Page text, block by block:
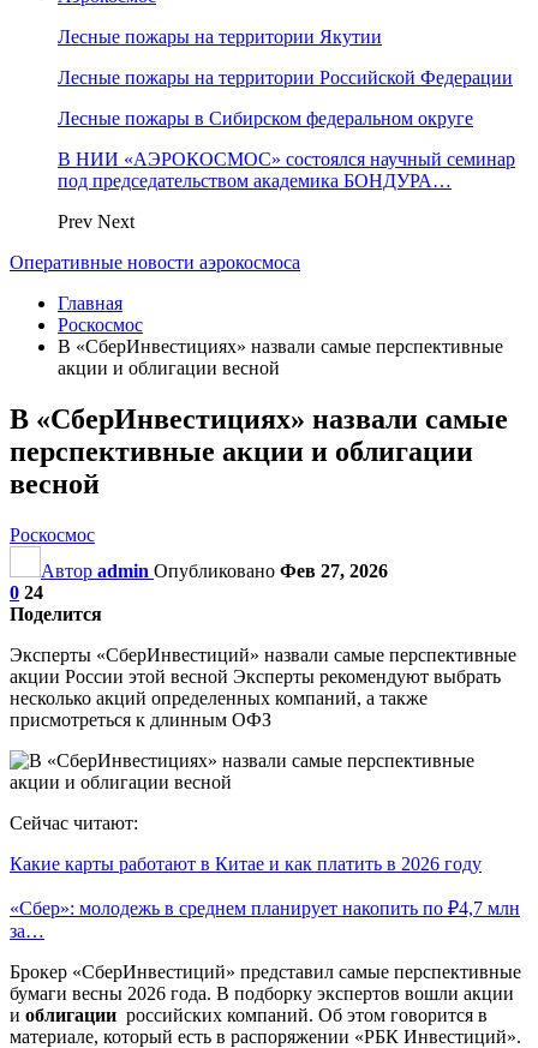
Лесные пожары на территории Якутии
Лесные пожары на территории Российской Федерации
Лесные пожары в Сибирском федеральном округе
В НИИ «АЭРОКОСМОС» состоялся научный семинар
под председательством академика БОНДУРА…
Prev Next
Оперативные новости аэрокосмоса
Главная
Роскосмос
В «СберИнвестициях» назвали самые перспективные
акции и облигации весной
В «СберИнвестициях» назвали самые
перспективные акции и облигации
весной
Роскосмос
Автор admin Опубликовано Фев 27, 2026
0 24
Поделится
Эксперты «СберИнвестиций» назвали самые перспективные
акции России этой весной Эксперты рекомендуют выбрать
несколько акций определенных компаний, а также
присмотреться к длинным ОФЗ
Сейчас читают:
Какие карты работают в Китае и как платить в 2026 году
«Сбер»: молодежь в среднем планирует накопить по ₽4,7 млн
за…
Брокер «СберИнвестиций» представил самые перспективные
бумаги весны 2026 года. В подборку экспертов вошли акции
и облигации российских компаний. Об этом говорится в
материале, который есть в распоряжении «РБК Инвестиций».